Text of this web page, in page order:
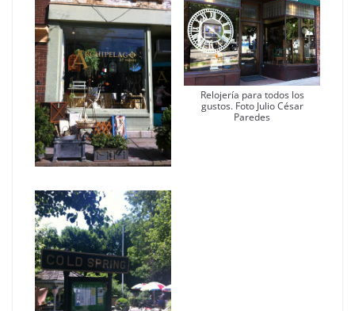
Relojería para todos los
gustos. Foto Julio César
Paredes